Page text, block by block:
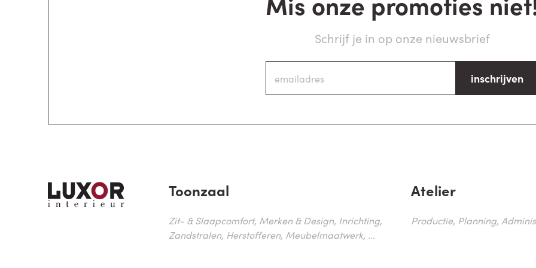
Schrijf je in op onze nieuwsbrief
inschrijven
Toonzaal
Zit- & Slaapcomfort, Merken & Design, Inrichting,
Zandstralen, Herstofferen, Meubelmaatwerk, ...
Atelier
Productie, Planning,